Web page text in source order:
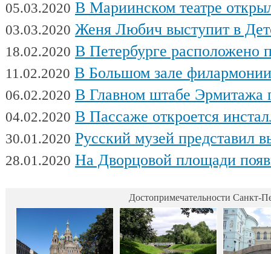
05.03.2020 В Мариинском театре открылся
03.03.2020 Женя Любич выступит в Детском театре
18.02.2020 В Петербурге расположено
11.02.2020 В Большом зале филармонии
06.02.2020 В Главном штабе Эрмитажа пройдет
04.02.2020 В Пассаже откроется
30.01.2020 Русский музей представил
28.01.2020 На Дворцовой площади появилась интерактивная выставка военной техники,
Достопримечательности Санкт-